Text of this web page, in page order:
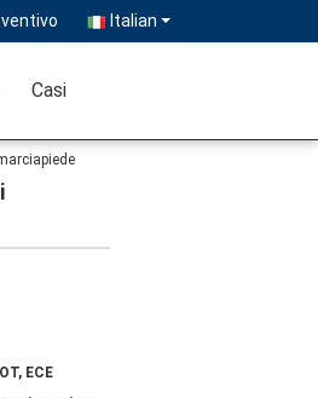
Italian
Casi
ECE